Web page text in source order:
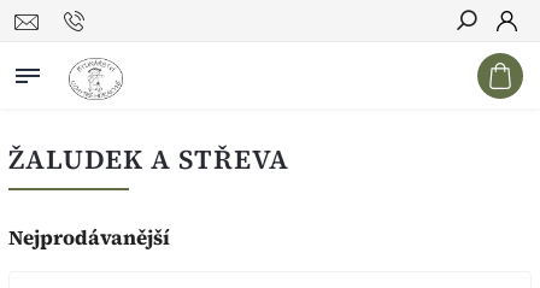
Hledat
ŽALUDEK A STŘEVA
Nejprodávanější